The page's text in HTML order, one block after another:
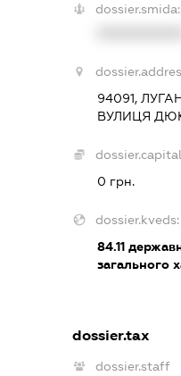
dossier.smida:
94091,
ВУЛИЦЯ
0 грн.
dossier.kveds:
84.11
загального
dossier.tax
dossier.staff